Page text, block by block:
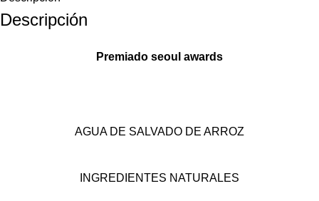
Descripción
Premiado seoul awards
AGUA DE SALVADO DE ARROZ
INGREDIENTES NATURALES